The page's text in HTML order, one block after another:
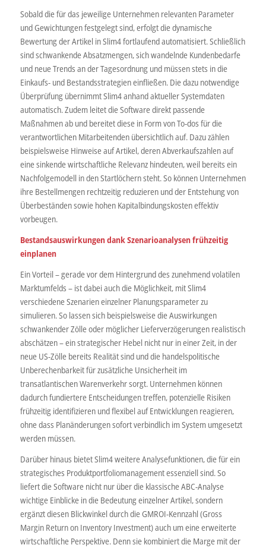
Sobald die für das jeweilige Unternehmen relevanten Parameter
und Gewichtungen festgelegt sind, erfolgt die dynamische
Bewertung der Artikel in Slim4 fortlaufend automatisiert. Schließlich
sind schwankende Absatzmengen, sich wandelnde Kundenbedarfe
und neue Trends an der Tagesordnung und müssen stets in die
Einkaufs- und Bestandsstrategien einfließen. Die dazu notwendige
Überprüfung übernimmt Slim4 anhand aktueller Systemdaten
automatisch. Zudem leitet die Software direkt passende
Maßnahmen ab und bereitet diese in Form von To-dos für die
verantwortlichen Mitarbeitenden übersichtlich auf. Dazu zählen
beispielsweise Hinweise auf Artikel, deren Abverkaufszahlen auf
eine sinkende wirtschaftliche Relevanz hindeuten, weil bereits ein
Nachfolgemodell in den Startlöchern steht. So können Unternehmen
ihre Bestellmengen rechtzeitig reduzieren und der Entstehung von
Überbeständen sowie hohen Kapitalbindungskosten effektiv
vorbeugen.
Bestandsauswirkungen dank Szenarioanalysen frühzeitig
einplanen
Ein Vorteil – gerade vor dem Hintergrund des zunehmend volatilen
Marktumfelds – ist dabei auch die Möglichkeit, mit Slim4
verschiedene Szenarien einzelner Planungsparameter zu
simulieren. So lassen sich beispielsweise die Auswirkungen
schwankender Zölle oder möglicher Lieferverzögerungen realistisch
abschätzen – ein strategischer Hebel nicht nur in einer Zeit, in der
neue US-Zölle bereits Realität sind und die handelspolitische
Unberechenbarkeit für zusätzliche Unsicherheit im
transatlantischen Warenverkehr sorgt. Unternehmen können
dadurch fundiertere Entscheidungen treffen, potenzielle Risiken
frühzeitig identifizieren und flexibel auf Entwicklungen reagieren,
ohne dass Planänderungen sofort verbindlich im System umgesetzt
werden müssen.
Darüber hinaus bietet Slim4 weitere Analysefunktionen, die für ein
strategisches Produktportfoliomanagement essenziell sind. So
liefert die Software nicht nur über die klassische ABC-Analyse
wichtige Einblicke in die Bedeutung einzelner Artikel, sondern
ergänzt diesen Blickwinkel durch die GMROI-Kennzahl (Gross
Margin Return on Inventory Investment) auch um eine erweiterte
wirtschaftliche Perspektive. Denn sie kombiniert die Marge mit der